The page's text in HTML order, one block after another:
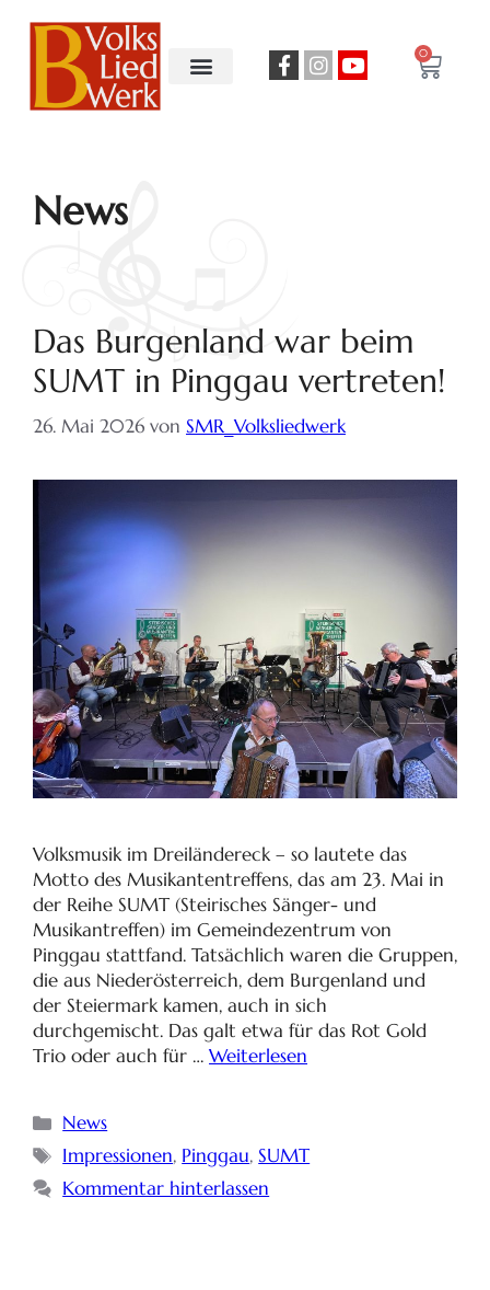
0
News
Das Burgenland war beim
SUMT in Pinggau vertreten!
26. Mai 2026 von SMR_Volksliedwerk
Volksmusik im Dreiländereck – so lautete das
Motto des Musikantentreffens, das am 23. Mai in
der Reihe SUMT (Steirisches Sänger- und
Musikantreffen) im Gemeindezentrum von
Pinggau stattfand. Tatsächlich waren die Gruppen,
die aus Niederösterreich, dem Burgenland und
der Steiermark kamen, auch in sich
durchgemischt. Das galt etwa für das Rot Gold
Trio oder auch für … Weiterlesen
News
Impressionen, Pinggau, SUMT
Kommentar hinterlassen